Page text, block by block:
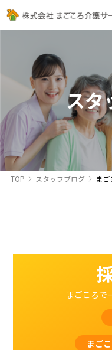
ころ介護の特徴
への取り組み
相談 Q&A
て介護を利用する方へ
スタ
TOP スタッフブログ ま
まごころで
まご